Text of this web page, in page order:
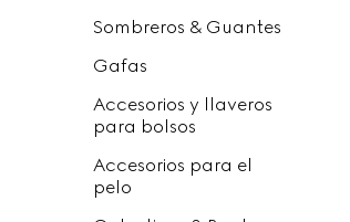
Sombreros & Guantes
Gafas
Accesorios y llaveros
para bolsos
Accesorios para el
pelo